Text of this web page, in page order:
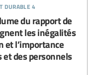
durable 4
du rapport de
les inégalités
et l’importance
et des personnels